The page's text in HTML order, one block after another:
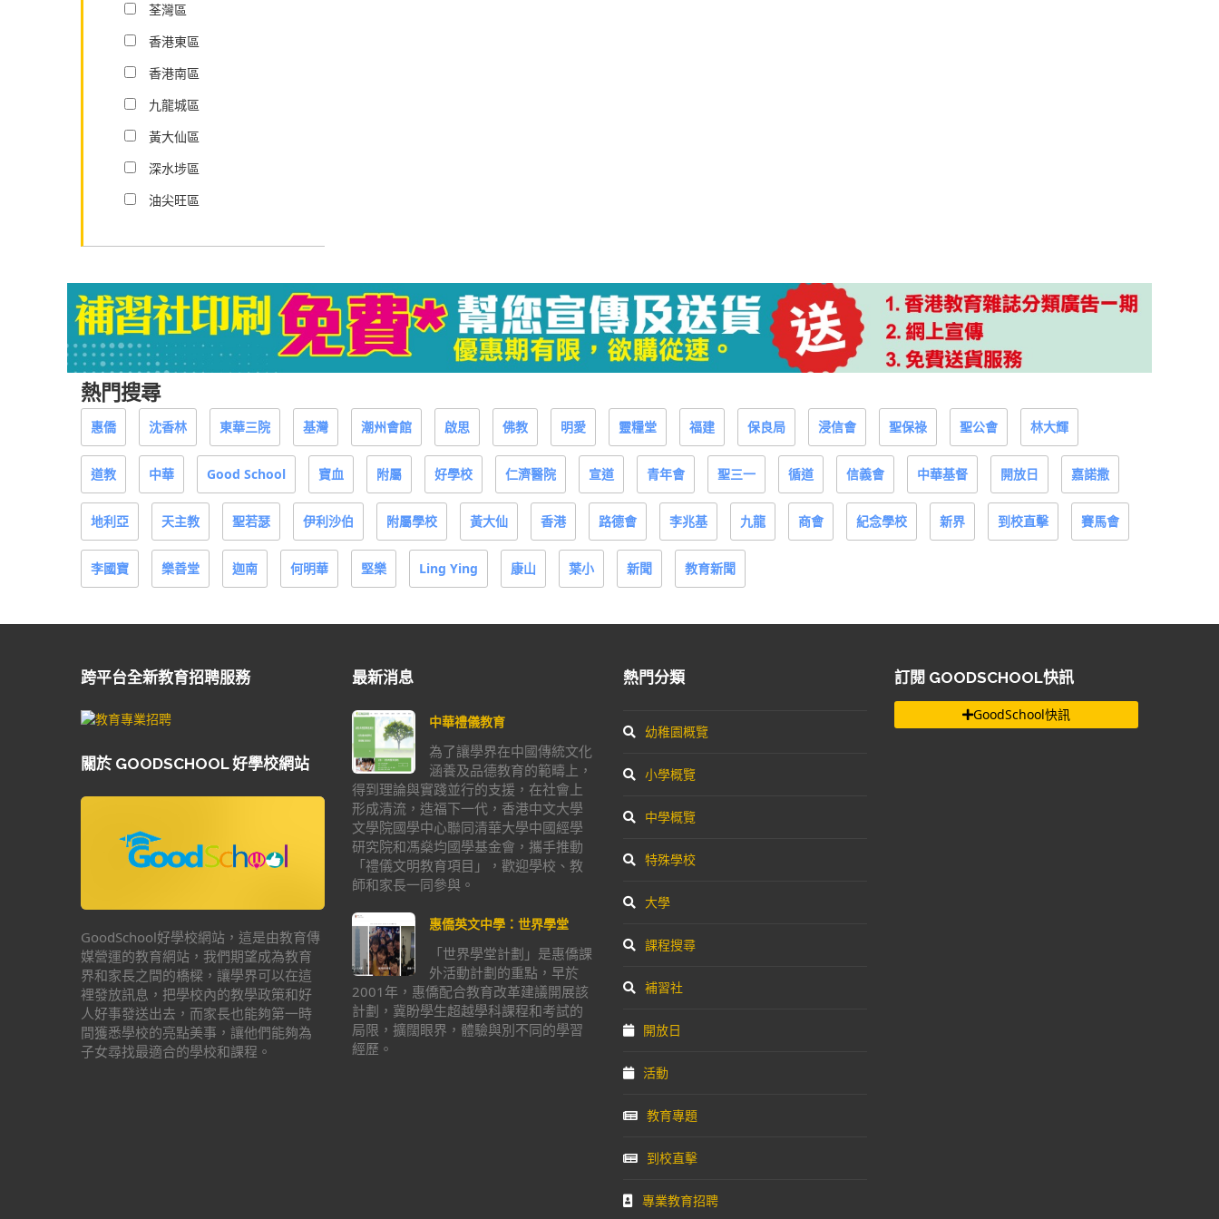
荃灣區
香港東區
香港南區
九龍城區
黃大仙區
深水埗區
油尖旺區
熱門搜尋
惠僑 沈香林 東華三院 基灣 潮州會館 啟思 佛教 明愛 靈糧堂 福建 保良局 浸信會 聖保祿 聖公會 林大輝
道教 中華 Good School 寶血 附屬 好學校 仁濟醫院 宣道 青年會 聖三一 循道 信義會 中華基督 開放日 嘉諾撒
地利亞 天主教 聖若瑟 伊利沙伯 附屬學校 黃大仙 香港 路德會 李兆基 九龍 商會 紀念學校 新界 到校直擊 賽馬會
李國寶 樂善堂 迦南 何明華 堅樂 Ling Ying 康山 葉小 新聞 教育新聞
跨平台全新教育招聘服務
關於 GOODSCHOOL 好學校網站
GoodSchool好學校網站，這是由教育傳
媒營運的教育網站，我們期望成為教育
界和家長之間的橋樑，讓學界可以在這
裡發放訊息，把學校內的教學政策和好
人好事發送出去，而家長也能夠第一時
間獲悉學校的亮點美事，讓他們能夠為
子女尋找最適合的學校和課程。
最新消息
中華禮儀教育
為了讓學界在中國傳統文化
涵養及品德教育的範疇上，
得到理論與實踐並行的支援，在社會上
形成清流，造福下一代，香港中文大學
文學院國學中心聯同清華大學中國經學
研究院和馮燊均國學基金會，攜手推動
「禮儀文明教育項目」，歡迎學校、教
師和家長一同參與。
惠僑英文中學：世界學堂
「世界學堂計劃」是惠僑課
外活動計劃的重點，早於
2001年，惠僑配合教育改革建議開展該
計劃，冀盼學生超越學科課程和考試的
局限，擴闊眼界，體驗與別不同的學習
經歷。
熱門分類
幼稚園概覽
小學概覽
中學概覽
特殊學校
大學
課程搜尋
補習社
開放日
活動
教育專題
到校直擊
專業教育招聘
訂閱 GOODSCHOOL快訊
GoodSchool快訊